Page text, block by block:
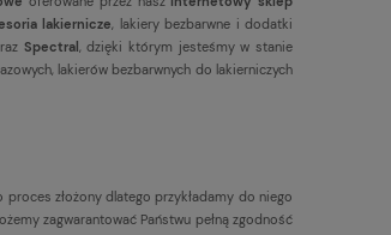
lakiernicze , lakiery bezbarwne i dodatki
Spectral , dzięki którym jesteśmy w stanie
lakierów bezbarwnych do lakierniczych
proces złożony dlatego przykładamy do niego
zagwarantować Państwu pełną zgodność